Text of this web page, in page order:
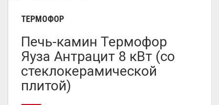
ТЕРМОФОР
Печь-камин Термофор
Яуза Антрацит 8 кВт (со
стеклокерамической
плитой)